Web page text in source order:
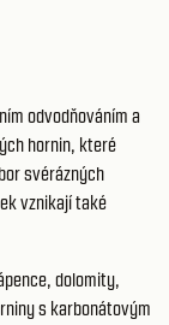
odvodňováním a
hornin, které
svérázných
vznikají také
dolomity,
s karbonátovým